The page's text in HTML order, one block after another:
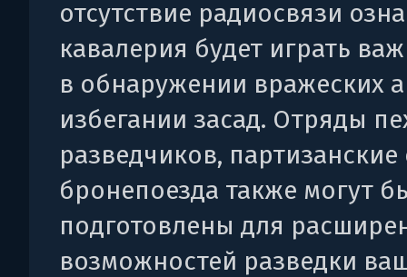
отсутствие радиосвязи
кавалерия будет играть
в обнаружении вражеских
избегании засад. Отряды
разведчиков, партизанские
бронепоезда также могут
подготовлены для
возможностей разведки